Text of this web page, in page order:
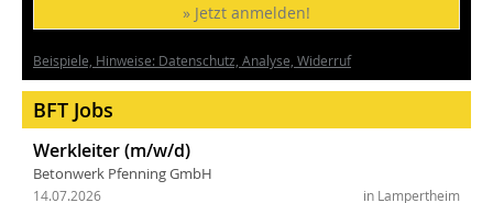
» Jetzt anmelden!
Beispiele, Hinweise: Datenschutz, Analyse, Widerruf
BFT Jobs
Werkleiter (m/w/d)
Betonwerk Pfenning GmbH
in Lampertheim
14.07.2026